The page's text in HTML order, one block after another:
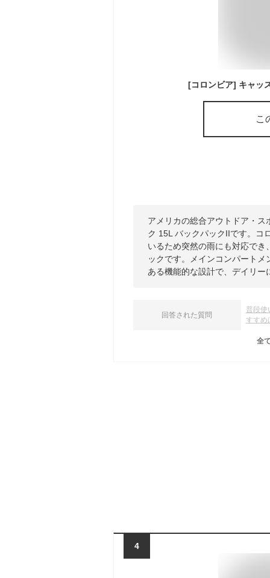
こ
アメリカの総合アウトドア・
ク 15L バックパックIIです。コ
いるため突然の雨にも対応で
ックです。メインコンパート
ある機能的な設計で、デイリ
回答された質問
普段使
すすめ
全
4